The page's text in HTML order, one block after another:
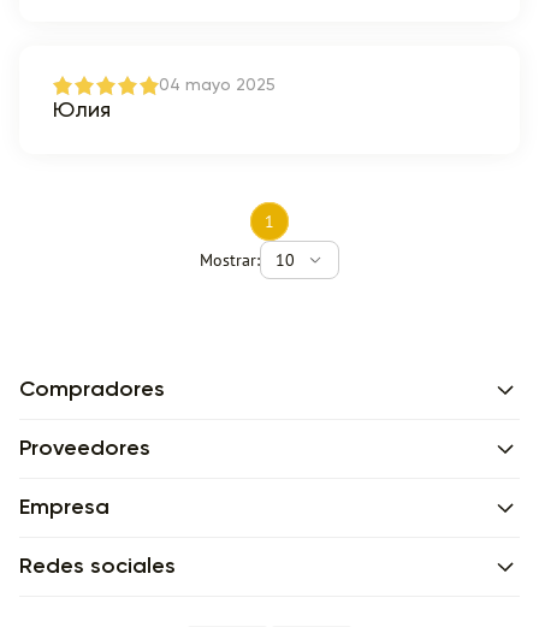
04 mayo 2025
Юлия
1
Mostrar:
10
Compradores
Proveedores
Empresa
Redes sociales